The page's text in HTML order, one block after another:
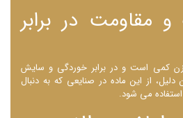
مقاومت در برابر
وزن کمی است و در برابر خوردگی و سایش
از این ماده در صنایعی که به دنبال
می شود.